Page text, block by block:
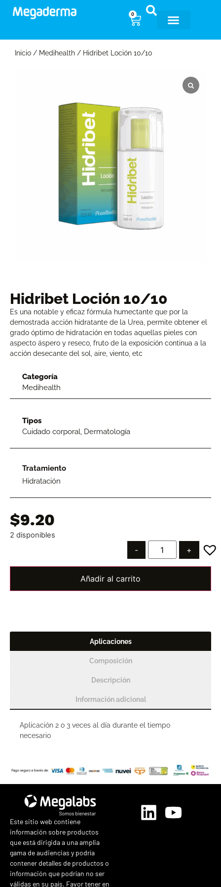
0
Inicio / Medihealth / Hidribet Loción 10/10
Hidribet Loción 10/10
Es una notable y eficaz fórmula humectante que por la
demostrada acción hidratante de la Urea, permite obtener el
grado óptimo de hidratación en todas aquellas pieles con
aspecto áspero y reseco, fruto de la exposición continua a la
acción desecante del sol, aire, viento, etc
Categoría
Medihealth
Tipos
Cuidado corporal, Dermatología
Tratamiento
Hidratación
$9.20
2 disponibles
- +
Añadir al carrito
Aplicaciones
Composición
Descripción
Información adicional
Aplicación 2 o 3 veces al día durante el tiempo
necesario
Este sitio web contiene
información sobre productos
que está dirigida a una amplia
gama de audiencias y podría
contener detalles de productos o
información que podrían no ser
válidas en su país. Favor tener en